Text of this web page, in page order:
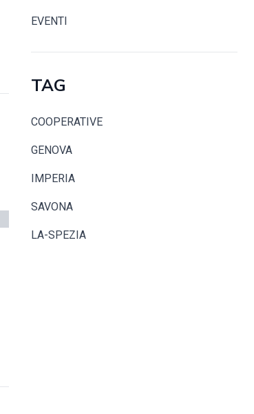
EVENTI
TAG
COOPERATIVE
GENOVA
IMPERIA
SAVONA
LA-SPEZIA